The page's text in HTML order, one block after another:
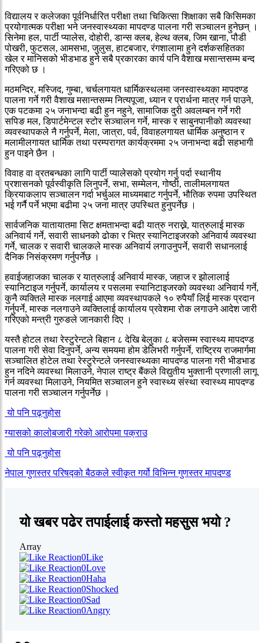
विद्यालय र कलेजका पूर्वनिर्धारित परीक्षा तथा चिकित्सा शिक्षाका सबै किसिमका
प्रयोगात्मक परीक्षा भने जनस्वास्थ्यका मापदण्ड पालना गरी सञ्चालन हुनेछन् ।
सिनेमा हल, पार्टी प्यालेस, दोहोरी, डान्स क्लब, हेल्थ क्लब, जिम खाना, पौडी
पोखरी, फुटसल, आमसभा, जुलुस, हाटबजार, रंगशालामा हुने दर्शकसहितका
खेल र मानिसको भीडभाड हुने सबै प्रकारका कार्य पनि वैशाख मसान्तसम्म बन्द
गरिएको छ ।
मठमन्दिर, मस्जिद, गुम्बा, चर्चलगायत धार्मिकस्थलमा जनस्वास्थ्यका मापदण्ड
पालना गर्ने गरी वैशाख मसान्तसम्म नित्यपूजा, ध्यान र प्रार्थना मात्र गर्न पाउने,
एक पटकमा २५ जनाभन्दा बढी हुन नहुने, सामाजिक दुरी अवलम्बन गर्ने गरी
सपिङ मल, डिपार्टमेन्टल स्टोर सञ्चालन गर्ने, मास्क र साबुनपानीको व्यवस्था
व्यवस्थापकले नै गर्नुपर्ने, मेला, जात्रा, पर्व, विवाहलगायत धार्मिक अनुष्ठान र
मलामीलगायत धार्मिक तथा परम्परागत कार्यक्रममा २५ जनाभन्दा बढी सहभागी
हुन पाइने छैन ।
विवाह वा व्रतबन्धका लागि पार्टी प्यालेसको प्रयोग गर्नु पर्दा स्थानीय
प्रशासनको पूर्वस्वीकृति लिनुपर्ने, सभा, सम्मेलन, गोष्ठी, तालीमलगायत
क्रियाकलाप सञ्चालन गर्दा भर्चुअल माध्यमबाट गर्नुपर्ने, भौतिक रुपमा उपस्थित
भई गर्नै पर्ने भएमा बढीमा २५ जना मात्र उपस्थित हुनुपर्नेछ ।
सार्वजनिक यातायातमा सिट क्षमताभन्दा बढी यात्रु नराख्ने, यात्रुलाई मास्क
अनिवार्य गर्ने, सवारी साधनको ढोका र भित्र स्यानिटाइजरको अनिवार्य व्यवस्था
गर्ने, चालक र सवारी चालकले मास्क अनिवार्य लगाउनुपर्ने, सवारी सधानलाई
दैनिक निसंक्रमण गर्नुपर्नेछ ।
हवाईजहाजका चालक र यात्रुलाई अनिवार्य मास्क, जहाज र झोलालाई
स्यानिटाइज गर्नुपर्ने, कार्यालय र पसलमा स्यानिटाइजरको व्यवस्था अनिवार्य गर्ने,
कुनै व्यक्तिले मास्क नलगाई आएमा व्यवस्थापकले १० रुपैयाँ लिई मास्क प्रदान
गर्नुपर्ने, मास्क नलगाउने व्यक्तिलाई कार्यालय प्रवेशमा रोक लगाउने आदेश जारी
गरिएको मन्त्री गुरुङले जानकारी दिए ।
यस्तै होटल तथा रेस्टुरेन्टले बिहान ८ देखि बेलुका ८ बजेसम्म स्वास्थ्य मापदण्ड
पालना गरी सेवा दिनुपर्ने, अन्य समयमा होम डेलिभरी गर्नुपर्ने, राष्ट्रिय राजमार्गमा
सञ्चालित होटेल तथा रेस्टुरेन्टले जनस्वास्थ्यका मापदण्ड पालना गरी भीडभाड
हुन नदिने व्यवस्था मिलाउने, नेपाल राष्ट्र बैंकले विद्युतीय भुक्तानी प्रणाली लागू
गर्न व्यवस्था मिलाउने, नियमित सञ्चालन हुने स्वास्थ्य संस्था स्वास्थ्य मापदण्ड
पालना गरी सञ्चालन गर्नुपर्नेछ ।
यो पनि पढ्नुहोस
ग्यासको कालोबजारी गरेको आरोपमा पक्राउ
यो पनि पढ्नुहोस
नेपाल गुणस्तर परिषद्को बैठकले स्वीकृत गर्यो विभिन्न गुणस्तर मापदण्ड
यो खबर पढेर तपाईलाई कस्तो महसुस भयो ?
Array
0Like
0Love
0Haha
0Shocked
0Sad
0Angry